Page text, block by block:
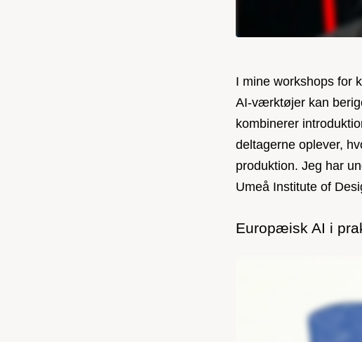
I mine workshops for
AI-værktøjer kan
kombinerer
deltagerne oplever,
produktion. Jeg har
Umeå Institute of
Europæisk AI i